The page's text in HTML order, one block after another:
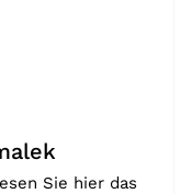
Sie hier das